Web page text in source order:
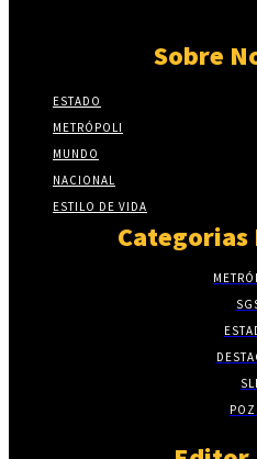
Sobre
ESTADO
METRÓPOLI
MUNDO
NACIONAL
ESTILO DE VIDA
Categorias